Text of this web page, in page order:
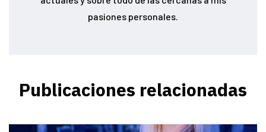
pasiones personales.
Publicaciones relacionadas